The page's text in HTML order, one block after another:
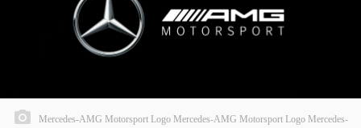
Mercedes-AMG Motorsport Logo Mercedes-AMG Motorsport Logo Mercedes-